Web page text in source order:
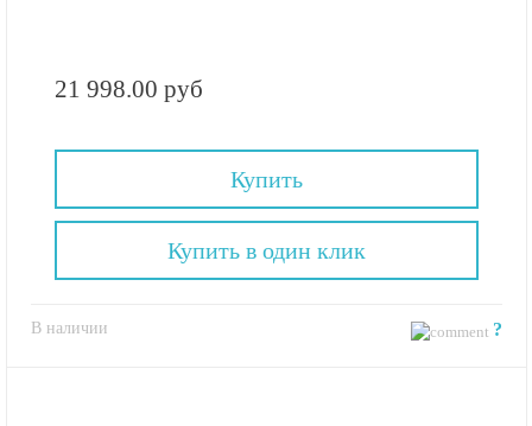
21 998.00 руб
Купить
В наличии ?
Купить в один клик